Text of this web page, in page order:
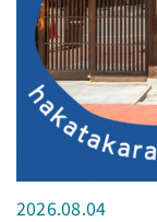
2026.08.04